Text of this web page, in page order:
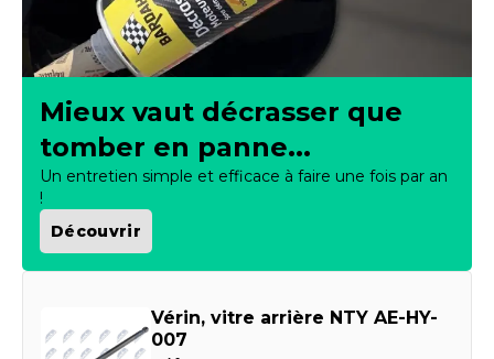
Mieux vaut décrasser que
tomber en panne...
Un entretien simple et efficace à faire une fois par an
!
Découvrir
Vérin, vitre arrière NTY AE-HY-
007